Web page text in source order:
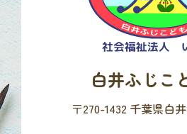
白井ふじこ
〒270-1432 千葉県白